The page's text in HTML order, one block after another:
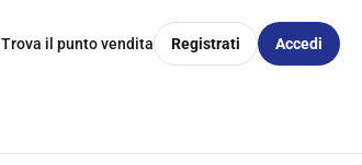
Trova il punto vendita Registrati Accedi